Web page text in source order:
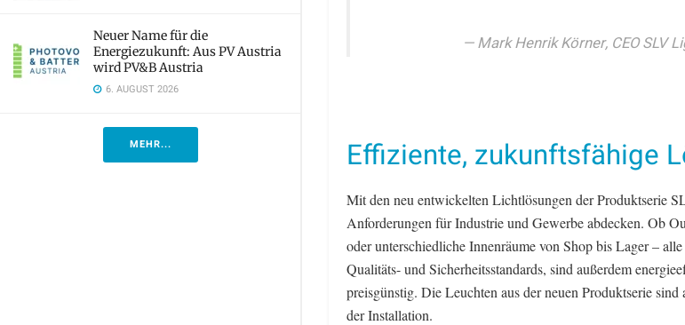
Neuer Name für die
Energiezukunft: Aus PV Austria
wird PV&B Austria
6. AUGUST 2026
MEHR...
Mark Henrik Körner, CEO SLV
Effiziente, zukunftsfähige
Mit den neu entwickelten Lichtlösungen der Produktserie
Anforderungen für Industrie und Gewerbe abdecken. Ob
oder unterschiedliche Innenräume von Shop bis Lager –
Qualitäts- und Sicherheitsstandards, sind außerdem
preisgünstig. Die Leuchten aus der neuen Produktserie sind
der Installation.